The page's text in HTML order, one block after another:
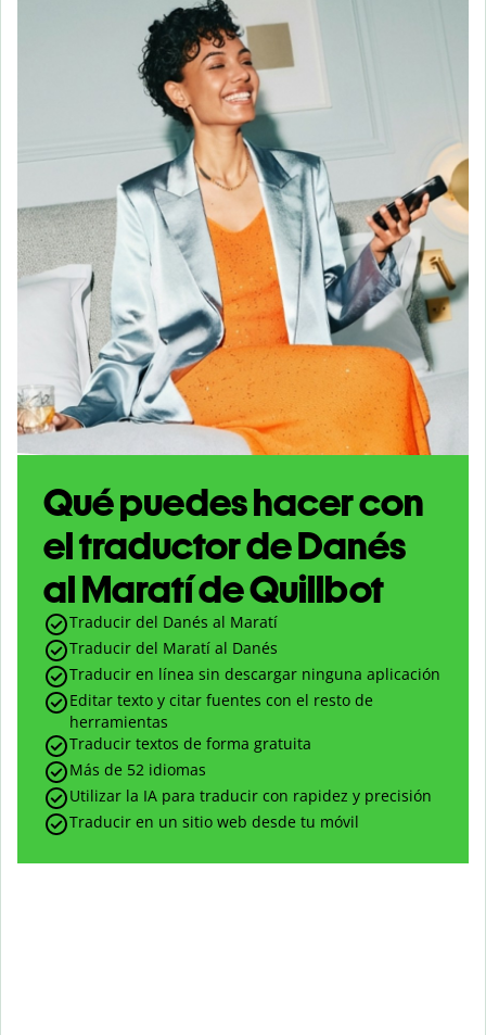
Qué puedes hacer con
el traductor de Danés
al Maratí de Quillbot
Traducir del Danés al Maratí
Traducir del Maratí al Danés
Traducir en línea sin descargar ninguna aplicación
Editar texto y citar fuentes con el resto de
herramientas
Traducir textos de forma gratuita
Más de 52 idiomas
Utilizar la IA para traducir con rapidez y precisión
Traducir en un sitio web desde tu móvil